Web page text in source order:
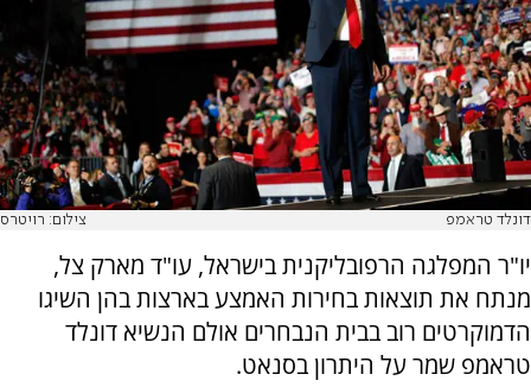
דונלד טראמפ צילום: רויטרס
יו"ר המפלגה הרפובליקנית בישראל, עו"ד מארק צל,
מנתח את תוצאות בחירות האמצע בארצות בהן השיגו
הדמוקרטים רוב בבית הנבחרים אולם הנשיא דונלד
טראמפ שמר על היתרון בסנאט.